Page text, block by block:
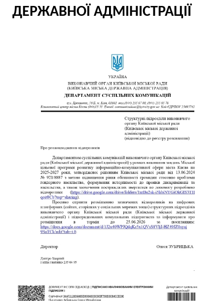
ДЕРЖАВНОЇ АДМІНІСТРАЦІЇ